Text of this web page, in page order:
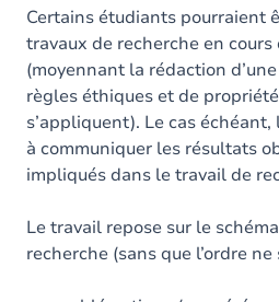
Certains étudiants pourraient
travaux de recherche en
(moyennant la rédaction
règles éthiques et de
s’appliquent). Le cas
à communiquer les résultats
impliqués dans le travail de
Le travail repose sur le
recherche (sans que l’ordre